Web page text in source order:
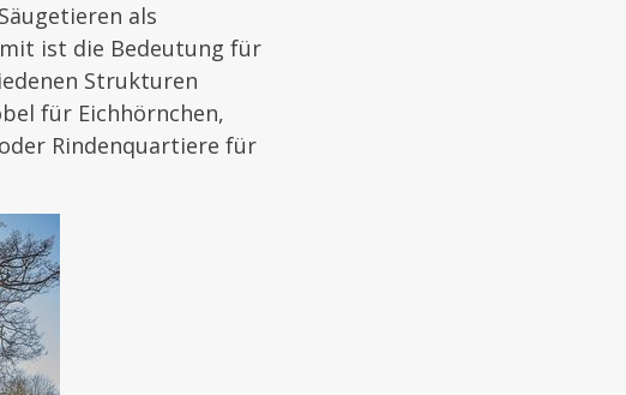
als
ist die Bedeutung für
Strukturen
für Eichhörnchen,
Rindenquartiere für